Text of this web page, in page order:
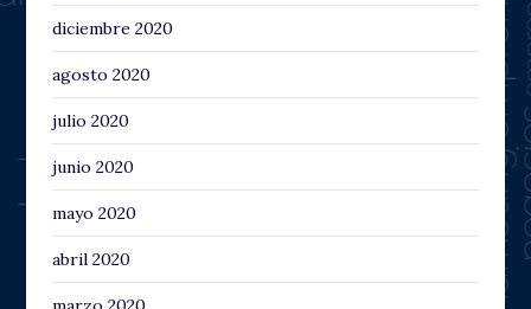
diciembre 2020
agosto 2020
julio 2020
junio 2020
mayo 2020
abril 2020